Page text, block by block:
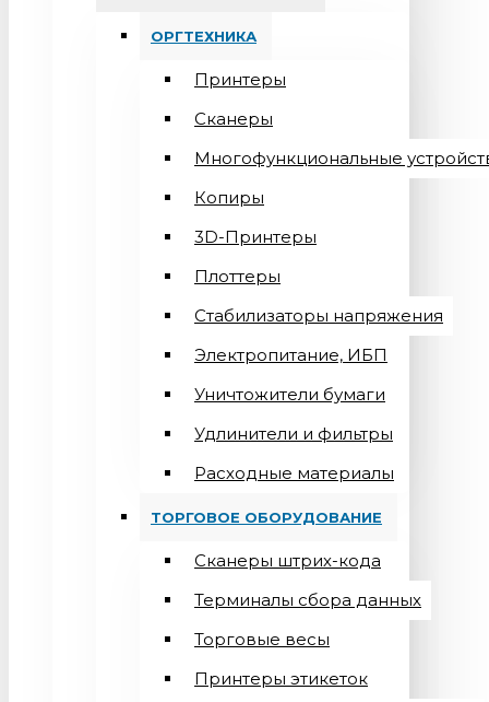
ОРГТЕХНИКА
Принтеры
Сканеры
Многофункциональные
Копиры
3D-Принтеры
Плоттеры
Стабилизаторы напряжения
Электропитание, ИБП
Уничтожители бумаги
Удлинители и фильтры
Расходные материалы
ТОРГОВОЕ ОБОРУДОВАНИЕ
Сканеры штрих-кода
Терминалы сбора данных
Торговые весы
Принтеры этикеток